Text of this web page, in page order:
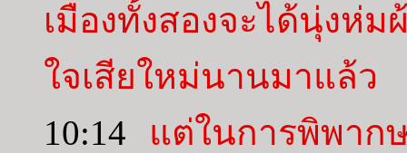
เมืองทั้งสองจะได้นุ่ง
ใจเสียใหม่นานมาแล้ว
10:14 แต่ในการพิพาก